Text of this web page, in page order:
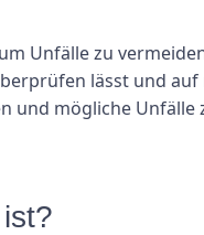
Unfälle zu
lässt und
und mögliche Unfälle